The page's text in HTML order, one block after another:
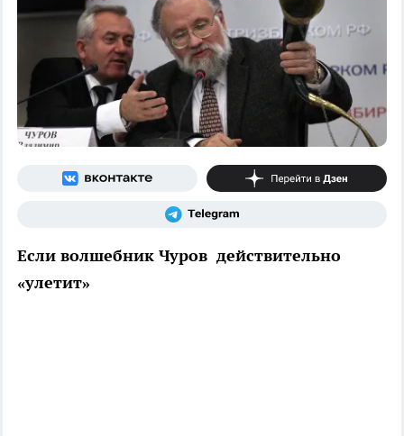
Если волшебник Чуров действительно
«улетит»